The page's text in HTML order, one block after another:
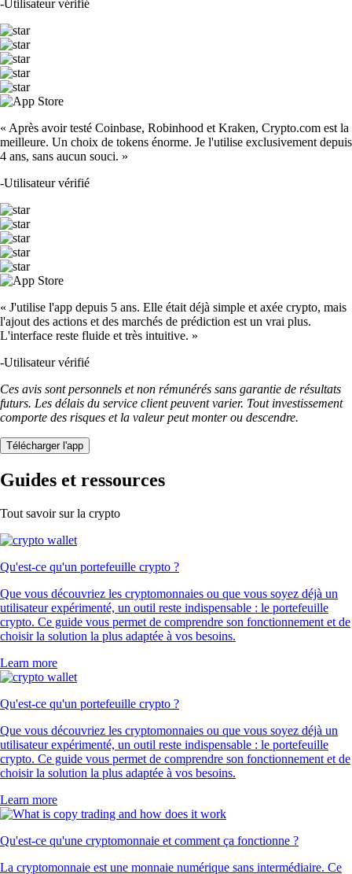
-Utilisateur vérifié
« Après avoir testé Coinbase, Robinhood et Kraken, Crypto.com est la
meilleure. Un choix de tokens énorme. Je l'utilise exclusivement depuis
4 ans, sans aucun souci. »
-Utilisateur vérifié
« J'utilise l'app depuis 5 ans. Elle était déjà simple et axée crypto, mais
l'ajout des actions et des marchés de prédiction est un vrai plus.
L'interface reste fluide et très intuitive. »
-Utilisateur vérifié
Ces avis sont personnels et non rémunérés sans garantie de résultats
futurs. Les délais du service client peuvent varier. Tout investissement
comporte des risques et la valeur peut monter ou descendre.
Télécharger l'app
Guides et ressources
Tout savoir sur la crypto
Qu'est-ce qu'un portefeuille crypto ?
Que vous découvriez les cryptomonnaies ou que vous soyez déjà un
utilisateur expérimenté, un outil reste indispensable : le portefeuille
crypto. Ce guide vous permet de comprendre son fonctionnement et de
choisir la solution la plus adaptée à vos besoins.
Learn more
Qu'est-ce qu'un portefeuille crypto ?
Que vous découvriez les cryptomonnaies ou que vous soyez déjà un
utilisateur expérimenté, un outil reste indispensable : le portefeuille
crypto. Ce guide vous permet de comprendre son fonctionnement et de
choisir la solution la plus adaptée à vos besoins.
Learn more
Qu'est-ce qu'une cryptomonnaie et comment ça fonctionne ?
La cryptomonnaie est une monnaie numérique sans intermédiaire. Ce